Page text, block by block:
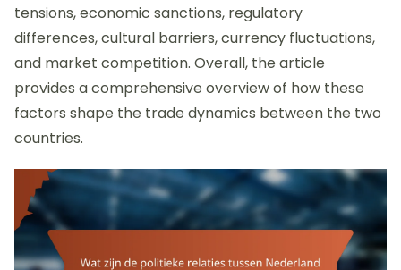
tensions, economic sanctions, regulatory
differences, cultural barriers, currency fluctuations,
and market competition. Overall, the article
provides a comprehensive overview of how these
factors shape the trade dynamics between the two
countries.